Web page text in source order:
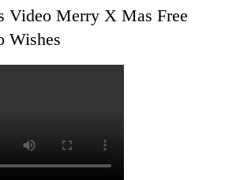
Video Merry X Mas Free
Wishes